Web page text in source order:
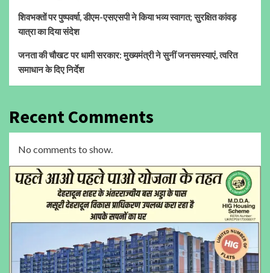
शिवभक्तों पर पुष्पवर्षा, डीएम-एसएसपी ने किया भव्य स्वागत; सुरक्षित कांवड़
यात्रा का दिया संदेश
जनता की चौखट पर धामी सरकार: मुख्यमंत्री ने सुनीं जनसमस्याएं, त्वरित
समाधान के दिए निर्देश
Recent Comments
No comments to show.